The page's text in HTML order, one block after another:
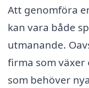
Att genomföra
kan vara både
utmanande.
firma som
som behöver